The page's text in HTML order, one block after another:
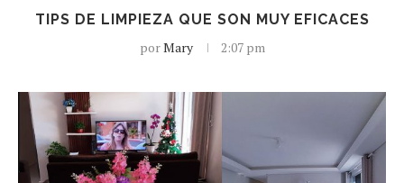
TIPS DE LIMPIEZA QUE SON MUY EFICACES
porMary 2:07 pm